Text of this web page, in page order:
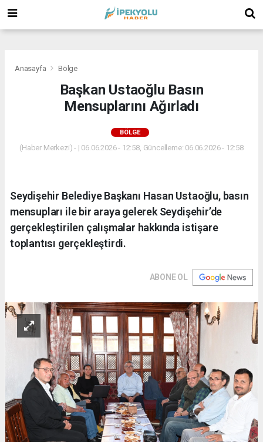
Anasayfa Bölge
Başkan Ustaoğlu Basın
Mensuplarını Ağırladı
BÖLGE
(Haber Merkezi) - | 06.06.2026 - 12:58, Güncelleme: 06.06.2026 - 12:58
Seydişehir Belediye Başkanı Hasan Ustaoğlu, basın
mensupları ile bir araya gelerek Seydişehir’de
gerçekleştirilen çalışmalar hakkında istişare
toplantısı gerçekleştirdi.
ABONE OL